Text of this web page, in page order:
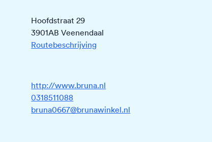
Hoofdstraat 29
3901AB Veenendaal
Routebeschrijving
http://www.bruna.nl
0318511088
bruna0667@brunawinkel.nl